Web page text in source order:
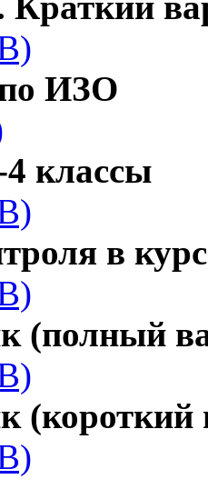
ИЗО
классы
в
(полный
(короткий